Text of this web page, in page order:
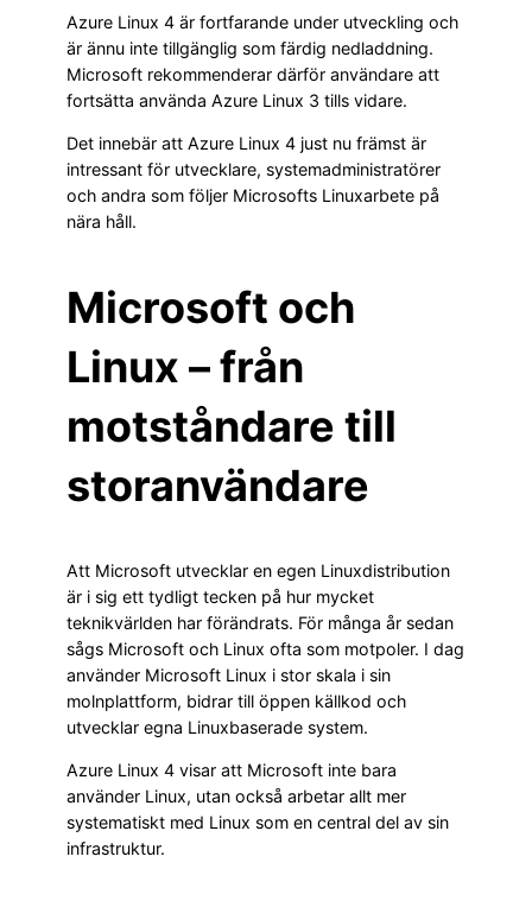
Azure Linux 4 är fortfarande under utveckling och
är ännu inte tillgänglig som färdig nedladdning.
Microsoft rekommenderar därför användare att
fortsätta använda Azure Linux 3 tills vidare.
Det innebär att Azure Linux 4 just nu främst är
intressant för utvecklare, systemadministratörer
och andra som följer Microsofts Linuxarbete på
nära håll.
Microsoft och
Linux – från
motståndare till
storanvändare
Att Microsoft utvecklar en egen Linuxdistribution
är i sig ett tydligt tecken på hur mycket
teknikvärlden har förändrats. För många år sedan
sågs Microsoft och Linux ofta som motpoler. I dag
använder Microsoft Linux i stor skala i sin
molnplattform, bidrar till öppen källkod och
utvecklar egna Linuxbaserade system.
Azure Linux 4 visar att Microsoft inte bara
använder Linux, utan också arbetar allt mer
systematiskt med Linux som en central del av sin
infrastruktur.